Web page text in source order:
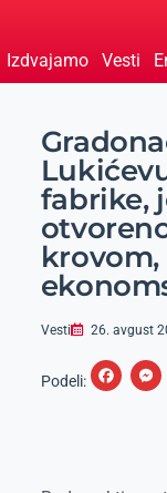
Izdvajamo Vesti
fabrike,
krovom,
Vesti 26. avgust
Podeli:
F